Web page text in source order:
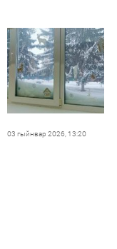
03 гыйнвар 2026, 13:20